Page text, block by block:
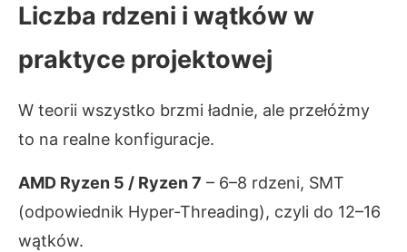
Liczba rdzeni i wątków w
praktyce projektowej
W teorii wszystko brzmi ładnie, ale przełóżmy
to na realne konfiguracje.
AMD Ryzen 5 / Ryzen 7 – 6–8 rdzeni, SMT
(odpowiednik Hyper‑Threading), czyli do 12–16
wątków.